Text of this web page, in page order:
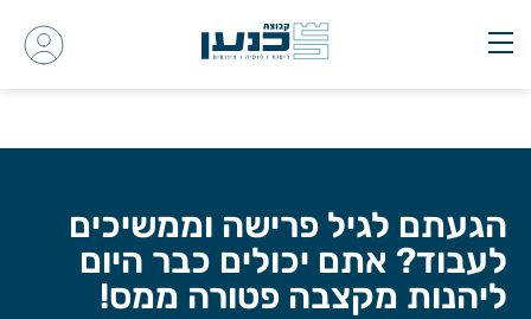
הגעתם לגיל פרישה וממשיכים
לעבוד? אתם יכולים כבר היום
ליהנות מקצבה פטורה ממס!